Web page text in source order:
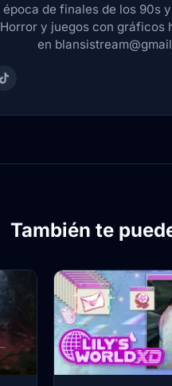
de finales de los 90s
y juegos con gráficos
en
También te